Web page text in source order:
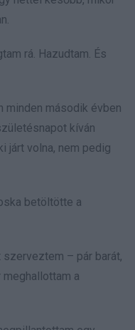
rá. Hazudtam. És
minden második évben
kíván
járt volna, nem pedig
betöltötte a
– pár barát,
a